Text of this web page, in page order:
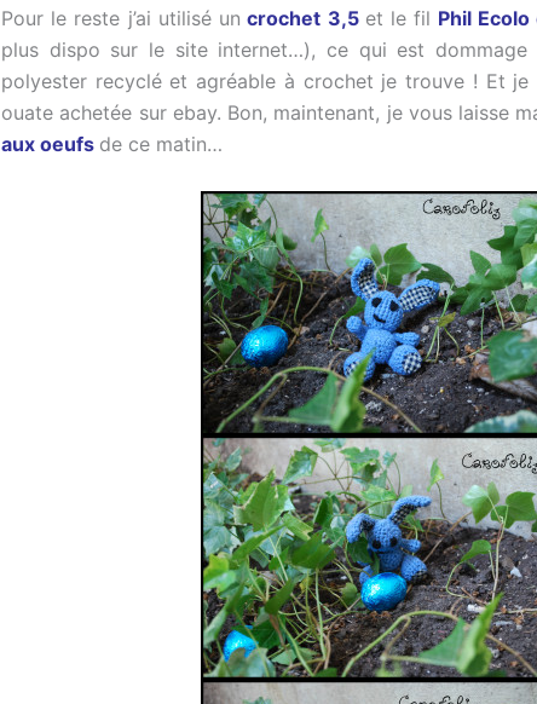
Pour le reste j’ai utilisé un crochet 3,5 et le fil Phil
plus dispo sur le site internet…), ce qui est
polyester recyclé et agréable à crochet je trouve ! Et je
ouate achetée sur ebay. Bon, maintenant, je vous laisse
aux oeufs de ce matin…